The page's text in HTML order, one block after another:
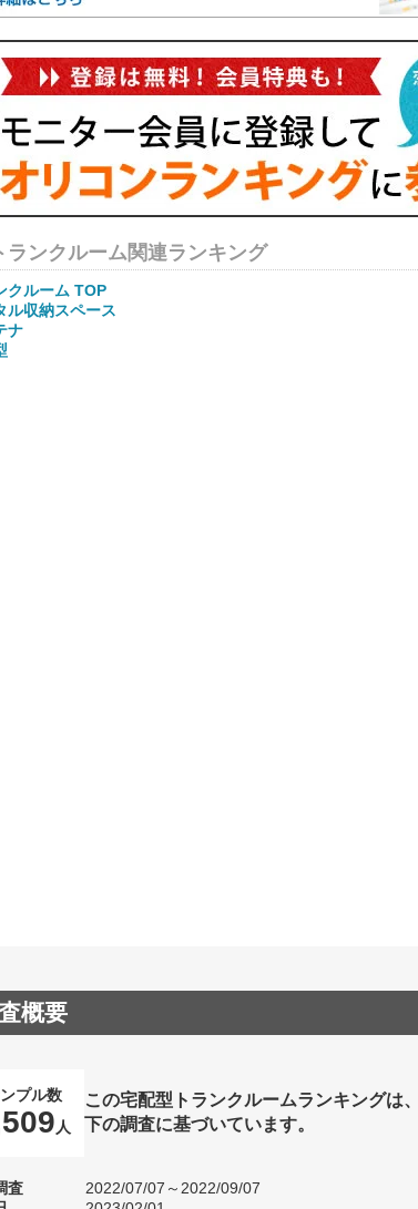
ランクルーム関連ランキング
クルーム TOP
ル収納スペース
ナ
概要
プル数
人
この宅配型トランクルームランキングは
下の調査に基づいています。
査
2022/07/07～2022/09/07